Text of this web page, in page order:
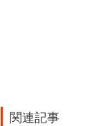
関連記事